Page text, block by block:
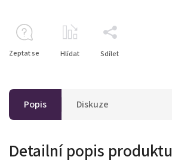
Zeptat se Hlídat Sdílet
Popis Diskuze
Detailní popis produktu